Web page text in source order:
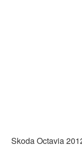
Skoda Octavia